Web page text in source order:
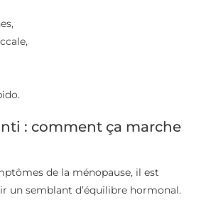
: comment ça marche
de la ménopause, il est
un semblant d’équilibre hormonal.